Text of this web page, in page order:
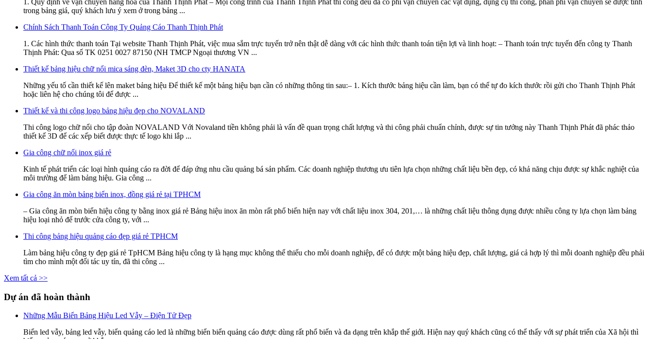
trong bảng giá, quý khách lưu ý xem ở trong bảng ...
Chính Sách Thanh Toán Công Ty Quảng Cáo Thanh Thịnh Phát
1. Các hình thức thanh toán Tại website Thanh Thịnh Phát, việc mua sắm trực tuyến trở nên thật dễ dàng với các hình thức thanh toán tiện lợi và linh hoạt: – Thanh toán trực tuyến đến công ty Thanh
Thịnh Phát: Qua số TK 0251 0027 87150 (NH TMCP Ngoại thương VN ...
Thiết kế bảng hiệu chữ nổi mica sáng đèn, Maket 3D cho cty HANATA
Những yếu tố cần thiết kế lên maket bảng hiệu Để thiết kế một bảng hiệu bạn cần có những thông tin sau:– 1. Kích thước bảng hiệu cần làm, bạn có thể tự đo kích thước rồi gửi cho Thanh Thịnh Phát
hoặc liên hệ cho chúng tôi để được ...
Thiết kế và thi công logo bảng hiệu đẹp cho NOVALAND
Thi công logo chữ nổi cho tập đoàn NOVALAND Với Novaland tiền không phải là vấn đề quan trọng chất lượng và thi công phải chuẩn chỉnh, được sự tin tưởng này Thanh Thịnh Phát đã phác thảo
thiết kế 3D để các xếp biết được thực tế logo khi lắp ...
Gia công chữ nổi inox giá rẻ
Kinh tế phát triển các loại hình quảng cáo ra đời để đáp ứng nhu cầu quảng bá sản phẩm. Các doanh nghiệp thương ưu tiên lựa chọn những chất liệu bền đẹp, có khả năng chịu được sự khắc nghiệt của
môi trường để làm bảng hiệu. Gia công ...
Gia công ăn mòn bảng biển inox, đồng giá rẻ tại TPHCM
– Gia công ăn mòn biển hiệu công ty bằng inox giá rẻ Bảng hiệu inox ăn mòn rất phổ biến hiện nay với chất liệu inox 304, 201,… là những chất liệu thông dụng được nhiều công ty lựa chọn làm bảng
hiệu loại nhỏ để trước cửa công ty, với ...
Thi công bảng hiệu quảng cáo đẹp giá rẻ TPHCM
Làm bảng hiệu công ty đẹp giá rẻ TpHCM Bảng hiệu công ty là hạng mục không thể thiếu cho mỗi doanh nghiệp, để có được một bảng hiệu đẹp, chất lượng, giá cả hợp lý thì mỗi doanh nghiệp đều phải
tìm cho mình một đối tác uy tín, đã thi công ...
Xem tất cả >>
Dự án đã hoàn thành
Những Mẫu Biển Bảng Hiệu Led Vẫy – Điện Tử Đẹp
Biển led vẫy, bảng led vẫy, biển quảng cáo led là những biển biển quảng cáo được dùng rất phổ biến và đa dạng trên khắp thế giới. Hiện nay quý khách cũng có thể thấy với sự phát triển của Xã hội thì